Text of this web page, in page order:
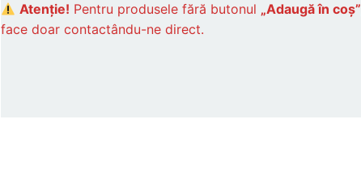
Atenție! Pentru produsele fără butonul „Adaugă în coș”
face doar contactându-ne direct.